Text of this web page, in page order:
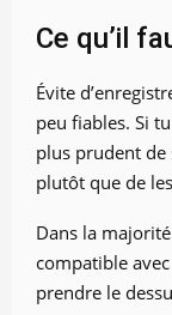
Ce qu’il
Évite
peu fiables. Si
plus prudent
plutôt que de
Dans la
compatible
prendre le